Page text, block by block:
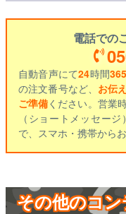
電話での
自動音声にて24時間365
の注文番号など、 お伝
ご準備ください。営業
（ショートメッセー
で、スマホ・携帯から
その他のコ